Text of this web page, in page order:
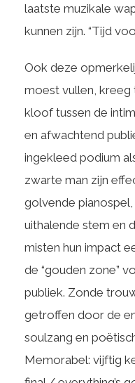
laatste muzikale
kunnen zijn. “Tijd
Ook deze
moest vullen,
kloof tussen de
en afwachtend
ingekleed podium
zwarte man zijn
golvende
uithalende stem en
misten hun impact
de “gouden zone”
publiek. Zonde
getroffen door de
soulzang en
Memorabel: vijftig